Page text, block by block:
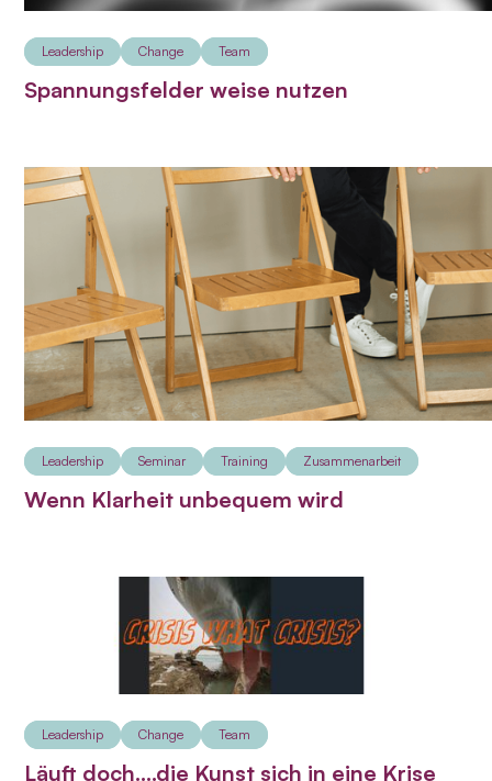
Leadership Change Team
Spannungsfelder weise nutzen
Leadership Seminar Training Zusammenarbeit
Wenn Klarheit unbequem wird
Leadership Change Team
Läuft doch....die Kunst sich in eine Krise